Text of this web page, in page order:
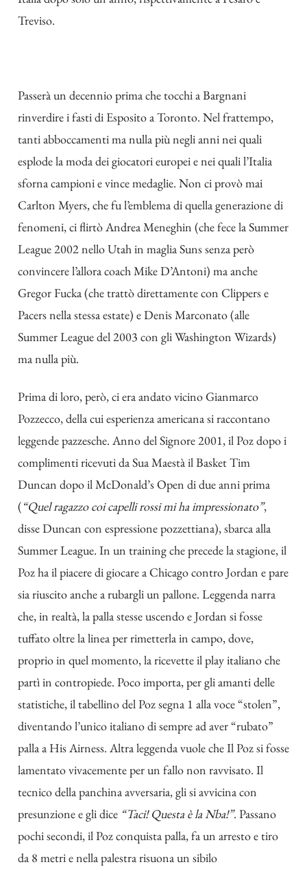
Treviso.
Passerà un decennio prima che tocchi a Bargnani
rinverdire i fasti di Esposito a Toronto. Nel frattempo,
tanti abboccamenti ma nulla più negli anni nei quali
esplode la moda dei giocatori europei e nei quali l’Italia
sforna campioni e vince medaglie. Non ci provò mai
Carlton Myers, che fu l’emblema di quella generazione di
fenomeni, ci flirtò Andrea Meneghin (che fece la Summer
League 2002 nello Utah in maglia Suns senza però
convincere l’allora coach Mike D’Antoni) ma anche
Gregor Fucka (che trattò direttamente con Clippers e
Pacers nella stessa estate) e Denis Marconato (alle
Summer League del 2003 con gli Washington Wizards)
ma nulla più.
Prima di loro, però, ci era andato vicino Gianmarco
Pozzecco, della cui esperienza americana si raccontano
leggende pazzesche. Anno del Signore 2001, il Poz dopo i
complimenti ricevuti da Sua Maestà il Basket Tim
Duncan dopo il McDonald’s Open di due anni prima
(“Quel ragazzo coi capelli rossi mi ha impressionato”,
disse Duncan con espressione pozzettiana), sbarca alla
Summer League. In un training che precede la stagione, il
Poz ha il piacere di giocare a Chicago contro Jordan e pare
sia riuscito anche a rubargli un pallone. Leggenda narra
che, in realtà, la palla stesse uscendo e Jordan si fosse
tuffato oltre la linea per rimetterla in campo, dove,
proprio in quel momento, la ricevette il play italiano che
partì in contropiede. Poco importa, per gli amanti delle
statistiche, il tabellino del Poz segna 1 alla voce “stolen”,
diventando l’unico italiano di sempre ad aver “rubato”
palla a His Airness. Altra leggenda vuole che Il Poz si fosse
lamentato vivacemente per un fallo non ravvisato. Il
tecnico della panchina avversaria, gli si avvicina con
presunzione e gli dice “Taci! Questa è la Nba!”. Passano
pochi secondi, il Poz conquista palla, fa un arresto e tiro
da 8 metri e nella palestra risuona un sibilo